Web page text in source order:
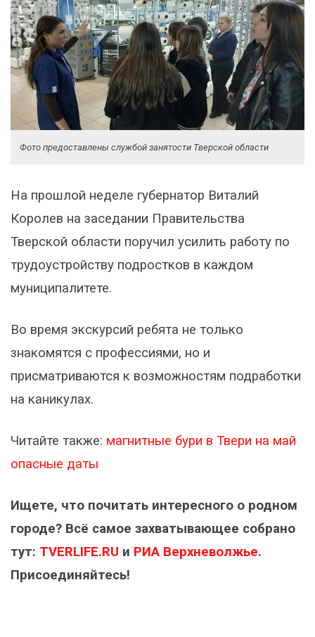
Фото предоставлены службой занятости Тверской области
На прошлой неделе губернатор Виталий
Королев на заседании Правительства
Тверской области поручил усилить работу по
трудоустройству подростков в каждом
муниципалитете.
Во время экскурсий ребята не только
знакомятся с профессиями, но и
присматриваются к возможностям подработки
на каникулах.
Читайте также: магнитные бури в Твери на май
опасные даты
Ищете, что почитать интересного о родном
городе? Всё самое захватывающее собрано
тут: TVERLIFE.RU и РИА Верхневолжье.
Присоединяйтесь!